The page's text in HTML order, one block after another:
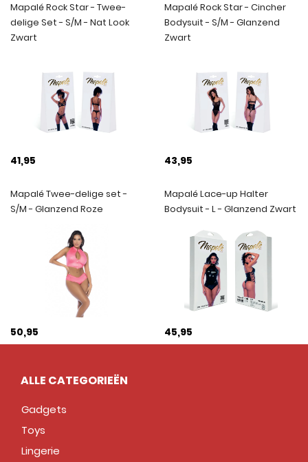
Mapalé Rock Star - Twee-
delige Set - S/M - Nat Look
Zwart
41,95
Mapalé Rock Star - Cincher
Bodysuit - S/M - Glanzend
Zwart
43,95
Mapalé Twee-delige set -
S/M - Glanzend Roze
50,95
Mapalé Lace-up Halter
Bodysuit - L - Glanzend Zwart
45,95
ALLE CATEGORIEËN
Gadgets
Toys
Lingerie